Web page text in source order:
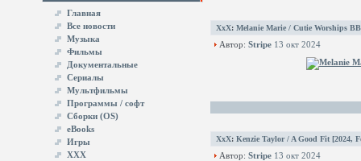
Главная
Все новости
Музыка
Фильмы
Документальные
Сериалы
Мультфильмы
Программы / софт
Сборки (OS)
eBooks
Игры
XXX
XxX: Melanie Marie / Cutie Worships
Автор: Stripe 13 окт 2024
XxX: Kenzie Taylor / A Good Fit [2024,
Автор: Stripe 13 окт 2024